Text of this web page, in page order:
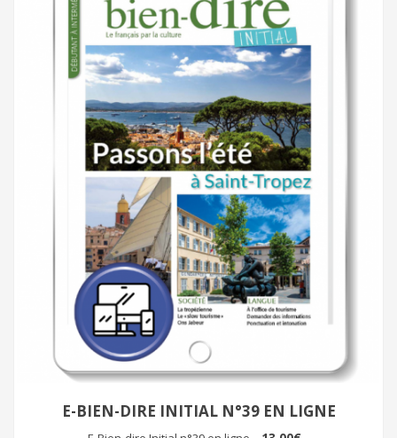
E-BIEN-DIRE INITIAL N°39 EN LIGNE